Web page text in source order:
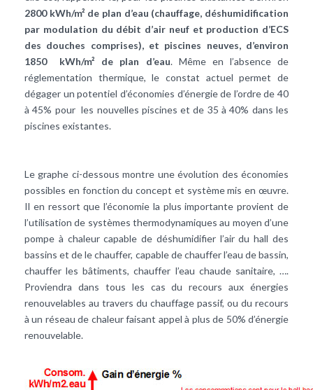
2800 kWh/m² de plan d’eau (chauffage, déshumidification
par modulation du débit d’air neuf et production d’ECS
des douches comprises), et piscines neuves, d’environ
1850 kWh/m² de plan d’eau. Même en l’absence de
réglementation thermique, le constat actuel permet de
dégager un potentiel d’économies d’énergiede l’ordre de 40
à 45% pour les nouvelles piscines et de 35 à 40% dans les
piscines existantes.
Le graphe ci-dessous montre une évolution des économies
possibles en fonction du concept et système mis en œuvre.
Il en ressort que l’économie la plus importante provient de
l’utilisation de systèmes thermodynamiques au moyen d’une
pompe à chaleurcapable de déshumidifier l’air du hall des
bassins et de le chauffer, capable de chauffer l’eau de bassin,
chauffer les bâtiments, chauffer l’eau chaude sanitaire, ….
Proviendra dans tous les cas du recours aux énergies
renouvelables au travers du chauffage passif, ou du recours
à un réseau de chaleur faisant appel à plus de 50% d’énergie
renouvelable.